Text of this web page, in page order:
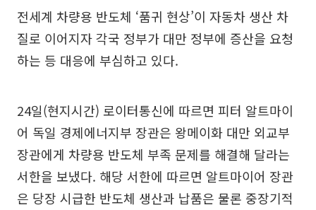
전세계 차량용 반도체 ‘품귀 현상’이 자동차 생산 차
질로 이어지자 각국 정부가 대만 정부에 증산을 요청
하는 등 대응에 부심하고 있다.
24일(현지시간) 로이터통신에 따르면 피터 알트마이
어 독일 경제에너지부 장관은 왕메이화 대만 외교부
장관에게 차량용 반도체 부족 문제를 해결해 달라는
서한을 보냈다. 해당 서한에 따르면 알트마이어 장관
은 당장 시급한 반도체 생산과 납품은 물론 중장기적